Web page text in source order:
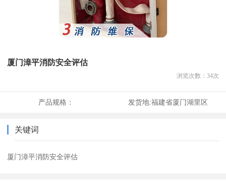
厦门漳平消防安全评估
浏览次数： 34次
产品规格： 发货地:福建省厦门湖里区
关键词
厦门漳平消防安全评估